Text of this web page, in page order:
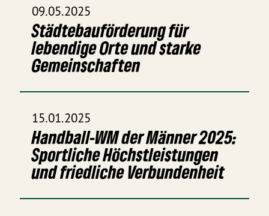
09.05.2025
Städtebauförderung für
lebendige Orte und starke
Gemeinschaften
15.01.2025
Handball-WM der Männer 2025:
Sportliche Höchstleistungen
und friedliche Verbundenheit